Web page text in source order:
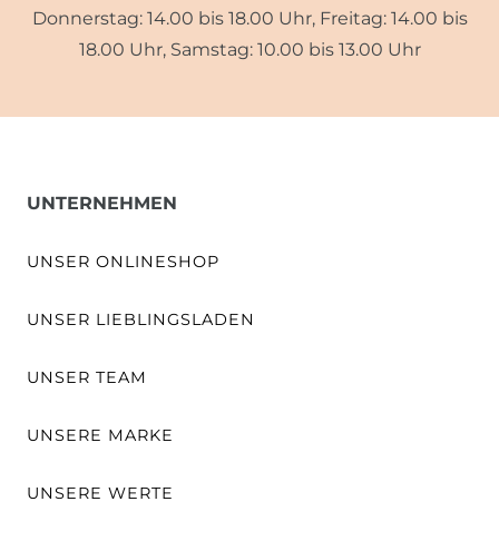
Donnerstag: 14.00 bis 18.00 Uhr, Freitag: 14.00 bis
18.00 Uhr, Samstag: 10.00 bis 13.00 Uhr
UNTERNEHMEN
UNSER ONLINESHOP
UNSER LIEBLINGSLADEN
UNSER TEAM
UNSERE MARKE
UNSERE WERTE